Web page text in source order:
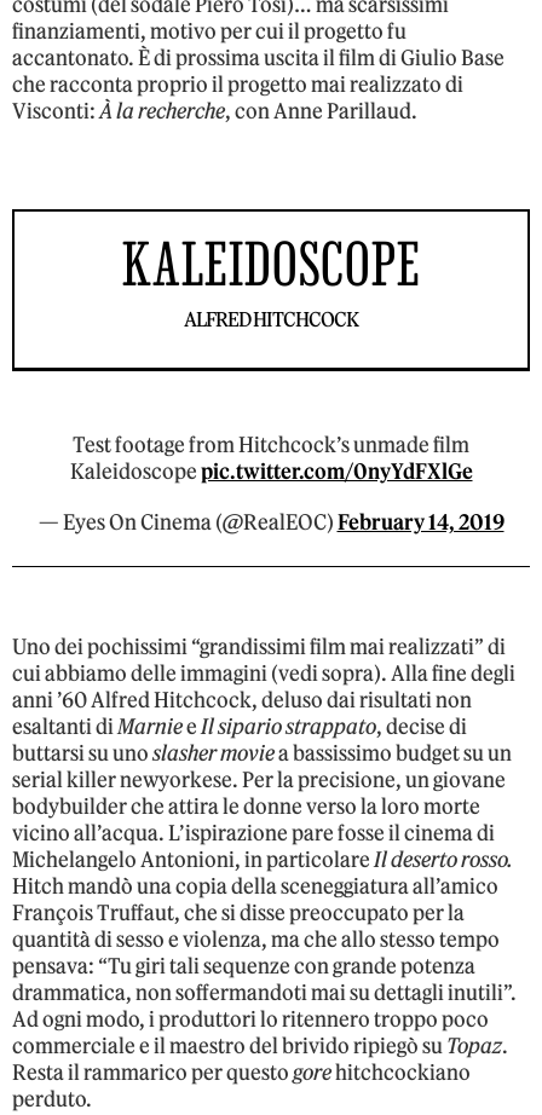
finanziamenti, motivo per cui il progetto fu
accantonato. È di prossima uscita il film di Giulio Base
che racconta proprio il progetto mai realizzato di
Visconti:À la recherche, con Anne Parillaud.
KALEIDOSCOPE
ALFRED HITCHCOCK
Test footage from Hitchcock’s unmade film
Kaleidoscopepic.twitter.com/0nyYdFXlGe
— Eyes On Cinema (@RealEOC)February 14, 2019
Uno dei pochissimi “grandissimi film mai realizzati” di
cui abbiamo delle immagini (vedi sopra). Alla fine degli
anni ’60 Alfred Hitchcock, deluso dai risultati non
esaltanti diMarnieeIl sipario strappato, decise di
buttarsi su unoslasher moviea bassissimo budget su un
serial killer newyorkese. Per la precisione, un giovane
bodybuilder che attira le donne verso la loro morte
vicino all’acqua. L’ispirazione pare fosse il cinema di
Michelangelo Antonioni, in particolareIl deserto rosso.
Hitch mandò una copia della sceneggiatura all’amico
François Truffaut, che si disse preoccupato per la
quantità di sesso e violenza, ma che allo stesso tempo
pensava: “Tu giri tali sequenze con grande potenza
drammatica, non soffermandoti mai su dettagli inutili”.
Ad ogni modo, i produttori lo ritennero troppo poco
commerciale e il maestro del brivido ripiegò suTopaz.
Resta il rammarico per questogorehitchcockiano
perduto.